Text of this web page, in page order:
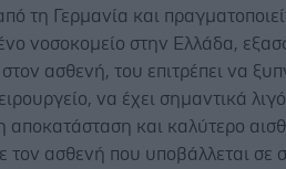
τη Γερμανία και
νοσοκομείο στην Ελλάδα,
ασθενή, του επιτρέπει να
να έχει σημαντικά
αποκατάσταση και καλύτερο
τον ασθενή που υποβάλλεται σε